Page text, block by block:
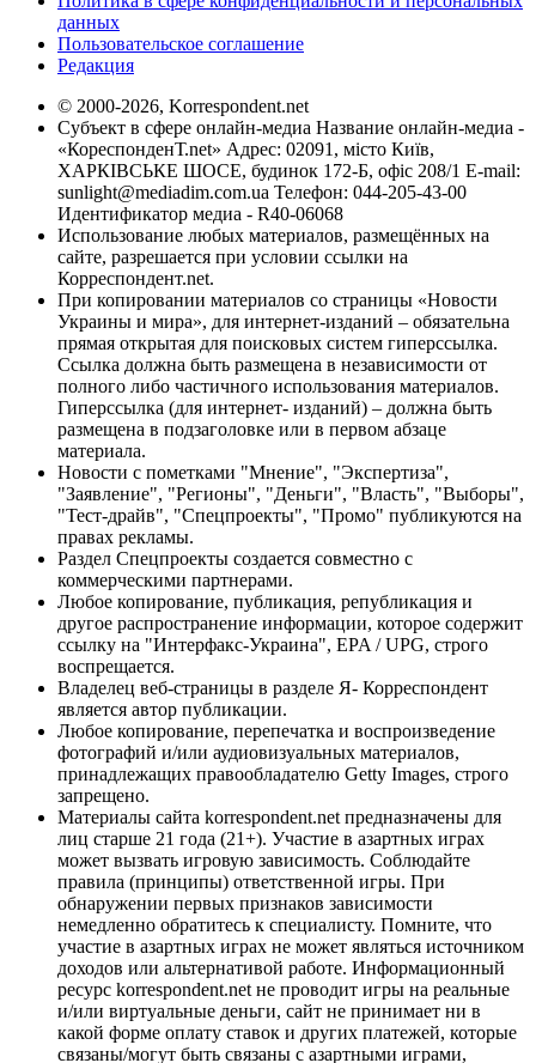
данных
Пользовательское соглашение
Редакция
© 2000-2026, Korrespondent.net
Субъект в сфере онлайн-медиа Название онлайн-медиа -
«КореспонденТ.net» Адрес: 02091, місто Київ,
ХАРКІВСЬКЕ ШОСЕ, будинок 172-Б, офіс 208/1 E-mail:
sunlight@mediadim.com.ua Телефон: 044-205-43-00
Идентификатор медиа - R40-06068
Использование любых материалов, размещённых на
сайте, разрешается при условии ссылки на
Корреспондент.net.
При копировании материалов со страницы «Новости
Украины и мира», для интернет-изданий – обязательна
прямая открытая для поисковых систем гиперссылка.
Ссылка должна быть размещена в независимости от
полного либо частичного использования материалов.
Гиперссылка (для интернет- изданий) – должна быть
размещена в подзаголовке или в первом абзаце
материала.
Новости с пометками "Мнение", "Экспертиза",
"Заявление", "Регионы", "Деньги", "Власть", "Выборы",
"Тест-драйв", "Спецпроекты", "Промо" публикуются на
правах рекламы.
Раздел Спецпроекты создается совместно с
коммерческими партнерами.
Любое копирование, публикация, републикация и
другое распространение информации, которое содержит
ссылку на "Интерфакс-Украина", EPA / UPG, строго
воспрещается.
Владелец веб-страницы в разделе Я- Корреспондент
является автор публикации.
Любое копирование, перепечатка и воспроизведение
фотографий и/или аудиовизуальных материалов,
принадлежащих правообладателю Getty Images, строго
запрещено.
Материалы сайта korrespondent.net предназначены для
лиц старше 21 года (21+). Участие в азартных играх
может вызвать игровую зависимость. Соблюдайте
правила (принципы) ответственной игры. При
обнаружении первых признаков зависимости
немедленно обратитесь к специалисту. Помните, что
участие в азартных играх не может являться источником
доходов или альтернативой работе. Информационный
ресурс korrespondent.net не проводит игры на реальные
и/или виртуальные деньги, сайт не принимает ни в
какой форме оплату ставок и других платежей, которые
связаны/могут быть связаны с азартными играми,